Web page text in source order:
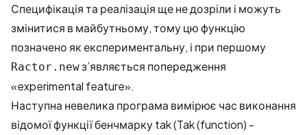
Специфікація та реалізація ще не дозріли і можуть
змінитися в майбутньому, тому цю функцію
позначено як експериментальну, і при першому
Ractor.newз’являється попередження
«experimental feature».
Наступна невелика програма вимірює час виконання
відомої функції бенчмарку tak (Tak (function) -